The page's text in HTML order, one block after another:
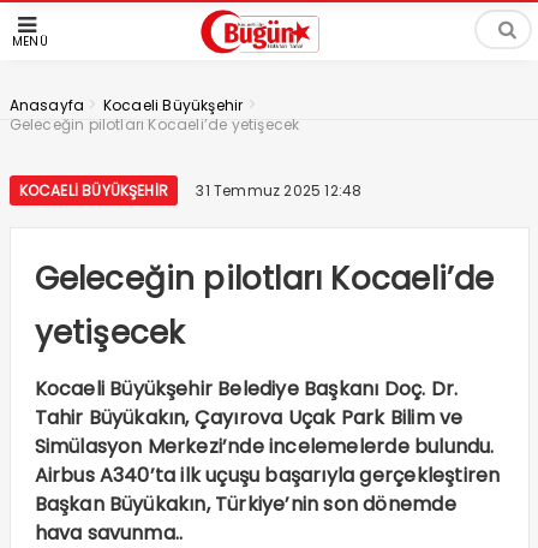
MENÜ
Anasayfa > Kocaeli Büyükşehir >
Geleceğin pilotları Kocaeli’de yetişecek
KOCAELI BÜYÜKŞEHIR 31 Temmuz 2025 12:48
Geleceğin pilotları Kocaeli’de
yetişecek
Kocaeli Büyükşehir Belediye Başkanı Doç. Dr.
Tahir Büyükakın, Çayırova Uçak Park Bilim ve
Simülasyon Merkezi’nde incelemelerde bulundu.
Airbus A340’ta ilk uçuşu başarıyla gerçekleştiren
Başkan Büyükakın, Türkiye’nin son dönemde
hava savunma..